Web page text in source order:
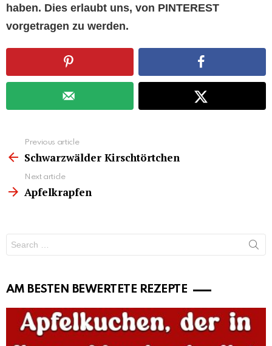
haben. Dies erlaubt uns, von PINTEREST
vorgetragen zu werden.
more
Previous article
Schwarzwälder Kirschtörtchen
Next article
Apfelkrapfen
for:
AM BESTEN BEWERTETE REZEPTE